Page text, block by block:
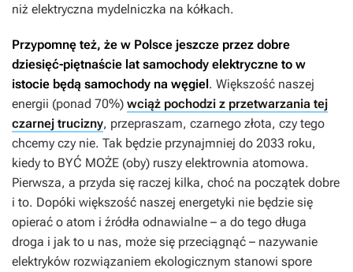
niż elektryczna mydelniczka na kółkach.
Przypomnę też, że w Polsce jeszcze przez dobre
dziesięć-piętnaście lat samochody elektryczne to w
istocie będą samochody na węgiel. Większość naszej
energii (ponad 70%) wciąż pochodzi z przetwarzania tej
czarnej trucizny, przepraszam, czarnego złota, czy tego
chcemy czy nie. Tak będzie przynajmniej do 2033 roku,
kiedy to BYĆ MOŻE (oby) ruszy elektrownia atomowa.
Pierwsza, a przyda się raczej kilka, choć na początek dobre
i to. Dopóki większość naszej energetyki nie będzie się
opierać o atom i źródła odnawialne – a do tego długa
droga i jak to u nas, może się przeciągnąć – nazywanie
elektryków rozwiązaniem ekologicznym stanowi spore